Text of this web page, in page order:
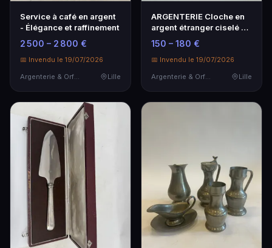
Service à café en argent
- Élégance et raffinement
2 500 – 2 800 €
📅 Invendu le 19/07/2026
Lille
ARGENTERIE Cloche en
argent étranger ciselé à
décor de frise…
150 – 180 €
📅 Invendu le 19/07/2026
Lille